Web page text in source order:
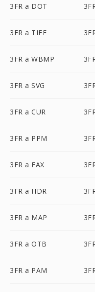
3FR a DOT
3FR a TIFF
3FR a WBMP
3FR a SVG
3FR a CUR
3FR a PPM
3FR a FAX
3FR a HDR
3FR a MAP
3FR a OTB
3FR a PAM